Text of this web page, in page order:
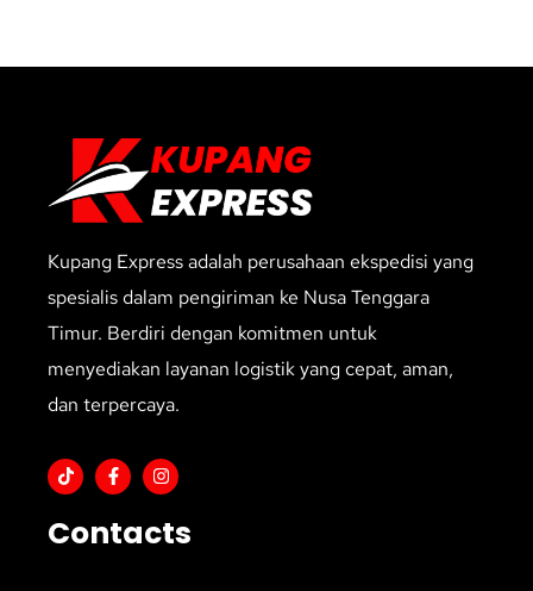
Kupang Express adalah perusahaan ekspedisi yang
spesialis dalam pengiriman ke Nusa Tenggara
Timur. Berdiri dengan komitmen untuk
menyediakan layanan logistik yang cepat, aman,
dan terpercaya.
Contacts